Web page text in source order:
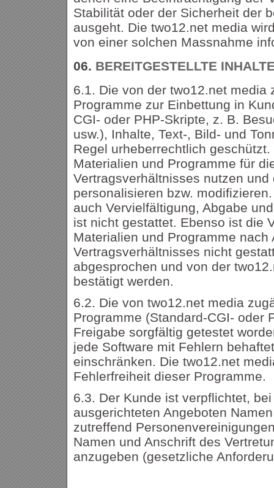
Stabilität oder der Sicherheit der
ausgeht. Die two12.net media
von einer solchen Massnahme
06. BEREITGESTELLTE
6.1. Die von der two12.net media
Programme zur Einbettung in
CGI- oder PHP-Skripte, z. B.
usw.), Inhalte, Text-, Bild- und
Regel urheberrechtlich
Materialien und Programme für
Vertragsverhältnisses nutzen
personalisieren bzw.
auch Vervielfältigung, Abgabe
ist nicht gestattet. Ebenso ist die
Materialien und Programme nach
Vertragsverhältnisses nicht
abgesprochen und von der
bestätigt werden.
6.2. Die von two12.net media
Programme (Standard-CGI- oder
Freigabe sorgfältig getestet
jede Software mit Fehlern
einschränken. Die two12.net
Fehlerfreiheit dieser Programme.
6.3. Der Kunde ist verpflichtet,
ausgerichteten Angeboten
zutreffend
Namen und Anschrift des
anzugeben (gesetzliche